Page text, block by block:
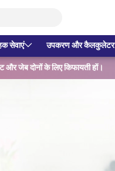
सेवाएं उपकरण और कैलकुलेटर
जेब दोनों के लिए किफायती हों।